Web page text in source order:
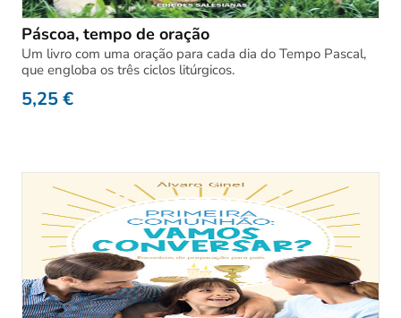
Páscoa, tempo de oração
Um livro com uma oração para cada dia do Tempo Pascal,
que engloba os três ciclos litúrgicos.
5,25€